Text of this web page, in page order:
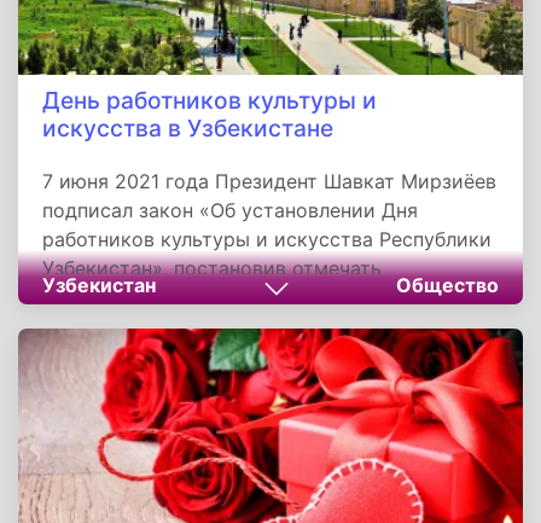
День работников культуры и
искусства в Узбекистане
7 июня 2021 года Президент Шавкат Мирзиёев
подписал закон «Об установлении Дня
работников культуры и искусства Республики
Узбекистан», постановив отмечать
профессиональный праздник 15 апреля. В этот
день проходит ежегодная церемония
награждения нагрудным знаком «Маданият ва
санъат фидокори».
Узбекистан Общество